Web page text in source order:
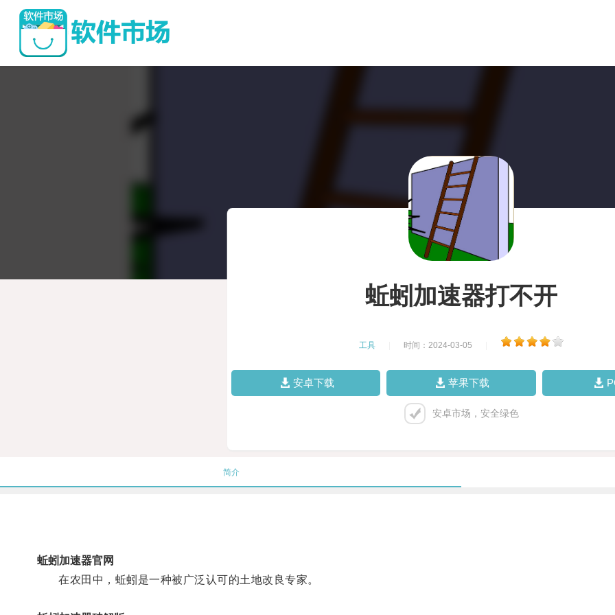
蚯蚓加速器打不开
工具 时间：2024-03-05
安卓下载 苹果下载
安卓市场，安全绿色
简介
蚯蚓加速器官网
在农田中，蚯蚓是一种被广泛认可的土地改良专家。